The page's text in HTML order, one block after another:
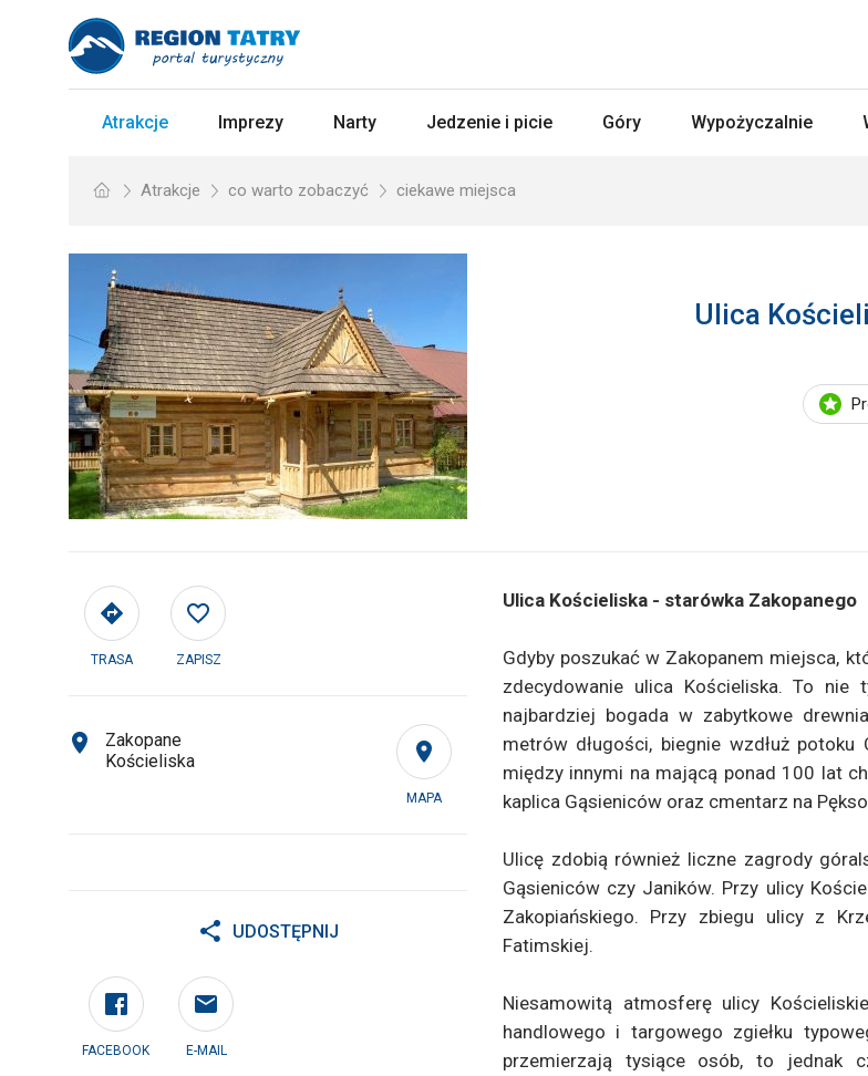
Atrakcje Imprezy Narty Jedzenie i picie Góry Wypożyczalnie
Atrakcje co warto zobaczyć ciekawe miejsca
Ulica
TRASA ZAPISZ
MAPA
Zakopane
Kościeliska
UDOSTĘPNIJ
FACEBOOK E-MAIL
Ulica Kościeliska - starówka Zakopanego
Gdyby poszukać w Zakopanem miejsca,
zdecydowanie ulica Kościeliska. To
najbardziej bogada w zabytkowe
metrów długości, biegnie wzdłuż
między innymi na mającą ponad 100 lat
kaplica Gąsieniców oraz cmentarz na
Ulicę zdobią również liczne zagrody
Gąsieniców czy Janików. Przy ulicy
Zakopiańskiego. Przy zbiegu ulicy z
Fatimskiej.
Niesamowitą atmosferę ulicy
handlowego i targowego zgiełku
przemierzają tysiące osób, to jednak